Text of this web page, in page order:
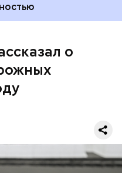
о
комфортной и
1,6 тысячи
и
магистралей. В
эстакад и мостов
транспортных
пешеходных